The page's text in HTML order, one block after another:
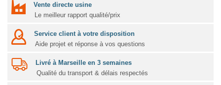
Vente directe usine
Le meilleur rapport qualité/prix
Service client à votre disposition
Aide projet et réponse à vos questions
Livré à Marseille en 3 semaines
Qualité du transport & délais respectés